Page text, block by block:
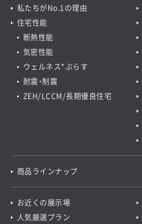
私たちがNo.1の理由
住宅性能
断熱性能
気密性能
ウェルネス*ぷらす
耐震・制震
ZEH/LCCM/長期優良住宅
商品ラインナップ
お近くの展示場
人気厳選プラン